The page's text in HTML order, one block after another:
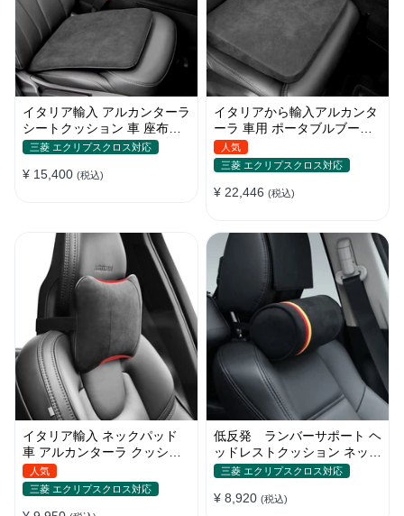
イタリア輸入 アルカンターラ
シートクッション 車 座布団
記憶フォーム 通気性抜群
三菱 エクリプスクロス対応
¥ 15,400 (税込)
イタリアから輸入アルカンタ
ーラ 車用 ポータブルブース
ターシート 防寒
人気
三菱 エクリプスクロス対応
¥ 22,446 (税込)
イタリア輸入 ネックパッド
車 アルカンターラ クッショ
ン 低反発 ネックピロー ドラ
イブ
人気
三菱 エクリプスクロス対応
低反発 ランバーサポート ヘ
ッドレストクッション ネック
パッド 首 車 アルカンターラ
三菱 エクリプスクロス対応
¥ 8,920 (税込)